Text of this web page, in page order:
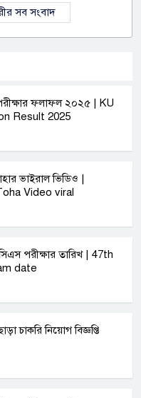
সব সংবাদ
ফলাফল ২০২৫ | KU
Result 2025
ভাইরাল ভিডিও |
Video viral
পরীক্ষার তারিখ | 47th
date
চাকরি নিয়োগ বিজ্ঞপ্তি